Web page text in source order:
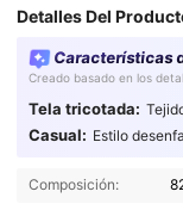
Detalles Del
Características
Creado basado en los
Tela tricotada:
Casual: Estilo
Composición: